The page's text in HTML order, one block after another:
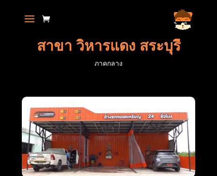
สาขา วิหารแดง สระบุรี
ภาคกลาง